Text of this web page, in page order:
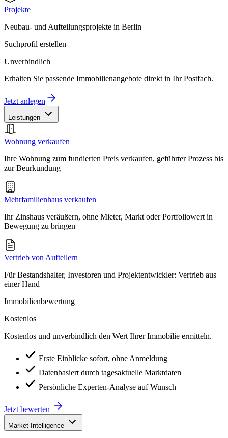
Projekte
Neubau- und Aufteilungsprojekte in Berlin
Suchprofil erstellen
Unverbindlich
Erhalten Sie passende Immobilienangebote direkt in Ihr Postfach.
Jetzt anlegen
Leistungen
Wohnung verkaufen
Ihre Wohnung zum fundierten Preis verkaufen, geführter Prozess bis
zur Beurkundung
Mehrfamilienhaus verkaufen
Ihr Zinshaus veräußern, ohne Mieter, Markt oder Portfoliowert in
Bewegung zu bringen
Vertrieb von Aufteilern
Für Bestandshalter, Investoren und Projektentwickler: Vertrieb aus
einer Hand
Immobilienbewertung
Kostenlos
Kostenlos und unverbindlich den Wert Ihrer Immobilie ermitteln.
Erste Einblicke sofort, ohne Anmeldung
Datenbasiert durch tagesaktuelle Marktdaten
Persönliche Experten-Analyse auf Wunsch
Jetzt bewerten
Market Intelligence